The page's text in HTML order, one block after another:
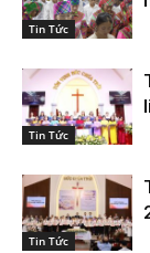
Tin Tức
Tin Tức
Tin Tức